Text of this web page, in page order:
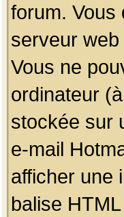
forum. Vous
serveur
Vous ne
ordinateur
stockée sur
e-mail
afficher une
balise